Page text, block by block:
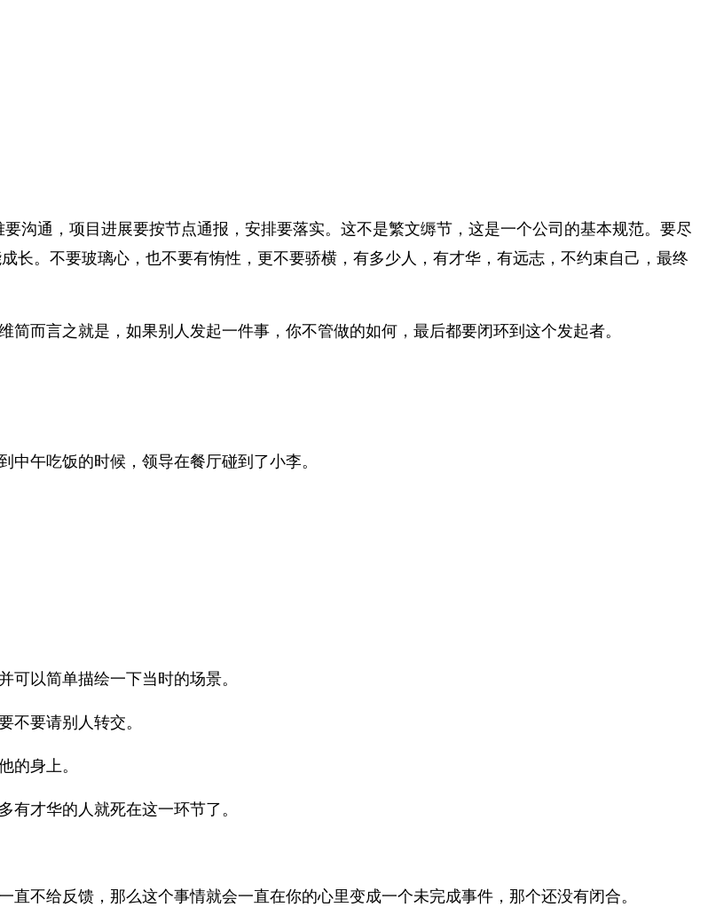
沟通，项目进展要按节点通报，安排要落实。这不是繁文缛节，这是一个公司的基本规范。要尽
长。不要玻璃心，也不要有㤢性，更不要骄横，有多少人，有才华，有远志，不约束自己，最终
而言之就是，如果别人发起一件事，你不管做的如何，最后都要闭环到这个发起者。
午吃饭的时候，领导在餐厅碰到了小李。
可以简单描绘一下当时的场景。
不要请别人转交。
的身上。
有才华的人就死在这一环节了。
不给反馈，那么这个事情就会一直在你的心里变成一个未完成事件，那个还没有闭合。